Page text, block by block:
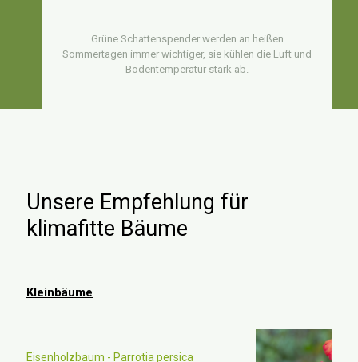
Grüne Schattenspender werden an heißen
Sommertagen immer wichtiger, sie kühlen die Luft und
Bodentemperatur stark ab.
Unsere Empfehlung für
klimafitte Bäume
Kleinbäume
Eisenholzbaum - Parrotia persica